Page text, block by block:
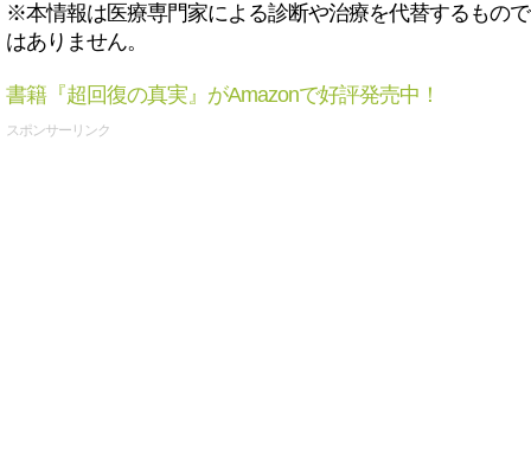
※本情報は医療専門家による診断や治療を代替するもので
はありません。
書籍『超回復の真実』がAmazonで好評発売中！
スポンサーリンク